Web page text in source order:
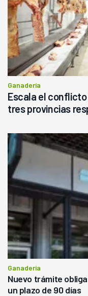
Ganadería
Escala el conflicto
tres provincias
Ganadería
Nuevo trámite
un plazo de 90 días